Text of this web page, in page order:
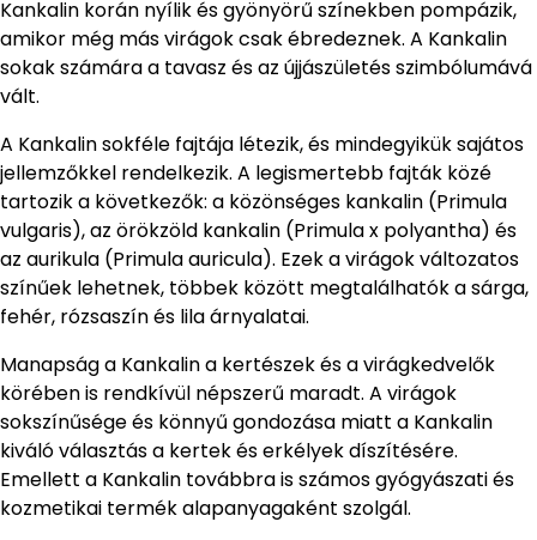
Kankalin korán nyílik és gyönyörű színekben pompázik,
amikor még más virágok csak ébredeznek. A Kankalin
sokak számára a tavasz és az újjászületés szimbólumává
vált.
A Kankalin sokféle fajtája létezik, és mindegyikük sajátos
jellemzőkkel rendelkezik. A legismertebb fajták közé
tartozik a következők: a közönséges kankalin (Primula
vulgaris), az örökzöld kankalin (Primula x polyantha) és
az aurikula (Primula auricula). Ezek a virágok változatos
színűek lehetnek, többek között megtalálhatók a sárga,
fehér, rózsaszín és lila árnyalatai.
Manapság a Kankalin a kertészek és a virágkedvelők
körében is rendkívül népszerű maradt. A virágok
sokszínűsége és könnyű gondozása miatt a Kankalin
kiváló választás a kertek és erkélyek díszítésére.
Emellett a Kankalin továbbra is számos gyógyászati és
kozmetikai termék alapanyagaként szolgál.